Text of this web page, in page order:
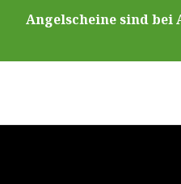
Angelscheine sind